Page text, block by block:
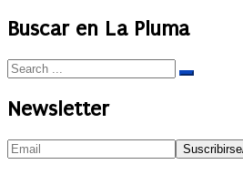
Buscar en La Pluma
Newsletter